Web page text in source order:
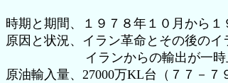
時期と期間、１９７８年１０月から１
原因と状況、イラン革命とその後のイ
イランからの輸出が一時止
原油輸入量、27000万KL台（７７－